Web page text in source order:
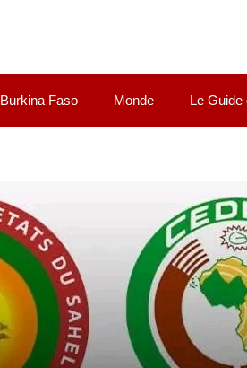
Burkina Faso Monde Le Guide